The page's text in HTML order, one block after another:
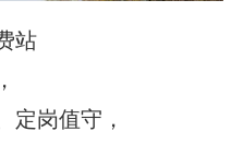
站
定岗值守，